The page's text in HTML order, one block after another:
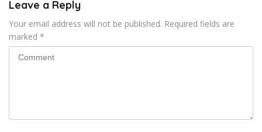
Leave a Reply
Your email address will not be published. Required fields are
marked *